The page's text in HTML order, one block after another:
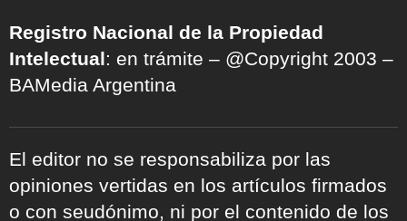
Registro Nacional de la Propiedad
Intelectual: en trámite – @Copyright 2003 –
BAMedia Argentina
El editor no se responsabiliza por las
opiniones vertidas en los artículos firmados
o con seudónimo, ni por el contenido de los